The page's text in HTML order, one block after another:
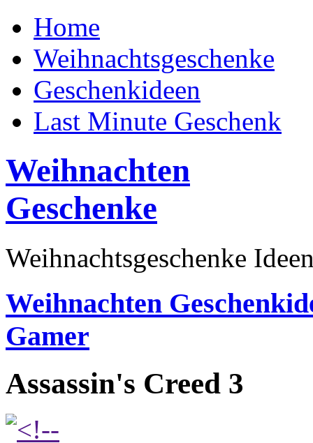
Home
Weihnachtsgeschenke
Geschenkideen
Last Minute Geschenk
Weihnachten
Geschenke
Weihnachtsgeschenke
Weihnachten
Gamer
Assassin's Creed 3